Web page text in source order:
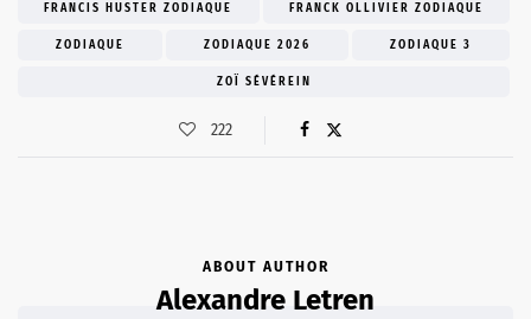
FRANCIS HUSTER ZODIAQUE FRANCK OLLIVIER ZODIAQUE
ZODIAQUE ZODIAQUE 2026 ZODIAQUE 3
ZOÏ SÉVÉREIN
222
ABOUT AUTHOR
Alexandre Letren